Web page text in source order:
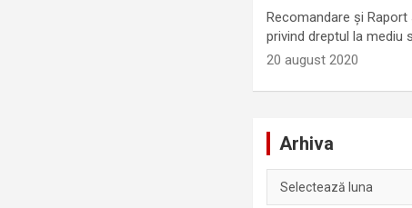
Recomandare și
privind dreptul la
20 august 2020
Arhiva